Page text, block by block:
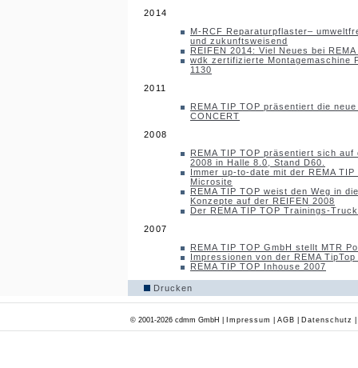
2014
M-RCF Reparaturpflaster–
und zukunftsweisend
REIFEN 2014: Viel Neues bei
wdk zertifizierte Montagemaschine
1130
2011
REMA TIP TOP präsentiert die
CONCERT
2008
REMA TIP TOP präsentiert sich auf
2008 in Halle 8.0, Stand D60.
Immer up-to-date mit der REMA
Microsite
REMA TIP TOP weist den Weg in
Konzepte auf der REIFEN 2008
Der REMA TIP TOP Trainings-
2007
REMA TIP TOP GmbH stellt MTR
Impressionen von der REMA
REMA TIP TOP Inhouse 2007
Drucken
© 2001-2026 cdmm GmbH | Impressum AGB Datenschutz